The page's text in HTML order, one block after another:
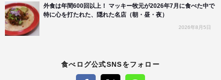
外食は年間600回以上！ マッキー牧元が2026年7月に食べた中で
特に心を打たれた、隠れた名店（朝・昼・夜）
2026年8月5日
食べログ公式SNSをフォロー